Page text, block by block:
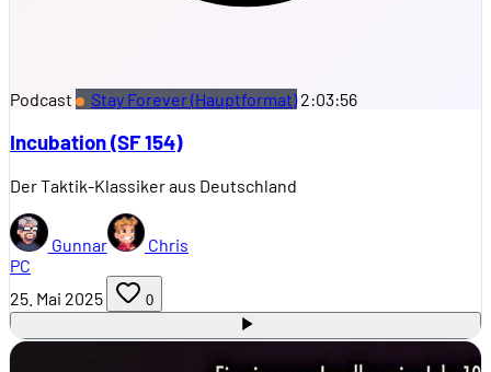
Podcast Stay Forever (Hauptformat) 2:03:56
Incubation (SF 154)
Der Taktik-Klassiker aus Deutschland
Gunnar
Chris
PC
25. Mai 2025
0